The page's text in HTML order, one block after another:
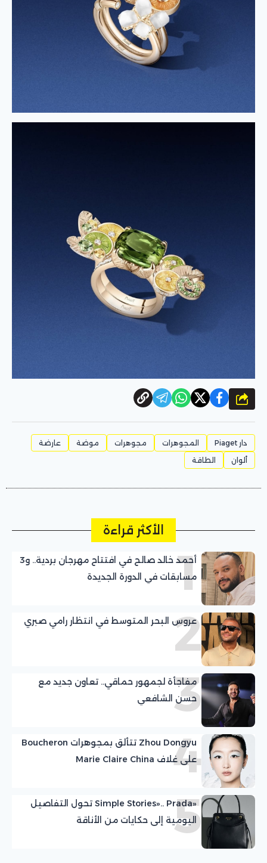
شارك
دار Piaget المجوهرات مجوهرات موضة
عارضة
ألوان
الطاقة
الأكثر قراءة
1
أحمد خالد صالح في افتتاح مهرجان بردية.. و3
مسابقات في الدورة الجديدة
2
عروس البحر المتوسط في انتظار رامي صبري
3
مفاجأة لجمهور حماقي.. تعاون جديد مع
حسن الشافعي
4
Zhou Dongyu تتألق بمجوهرات Boucheron
على غلاف Marie Claire China
5
«Simple Stories».. Prada تحول التفاصيل
اليومية إلى حكايات من الأناقة